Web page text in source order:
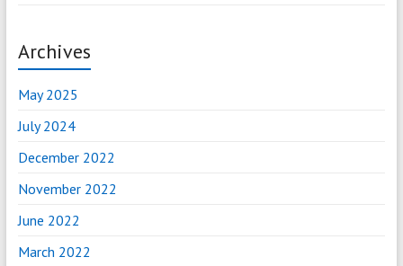
Archives
May 2025
July 2024
December 2022
November 2022
June 2022
March 2022